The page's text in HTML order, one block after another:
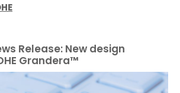
Release: New design
Grandera™